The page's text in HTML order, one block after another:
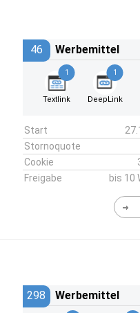
46 Werbemittel
1
Textlink
1
DeepLink
Start
Stornoquote
Cookie
Freigabe
bis 10
298 Werbemittel